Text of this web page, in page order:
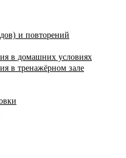
и повторений
в домашних условиях
в тренажёрном зале